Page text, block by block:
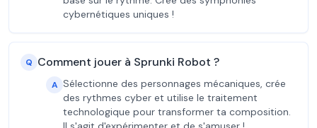
cybernétiques uniques !
Q Comment jouer à Sprunki Robot ?
A Sélectionne des personnages mécaniques, crée
des rythmes cyber et utilise le traitement
technologique pour transformer ta composition.